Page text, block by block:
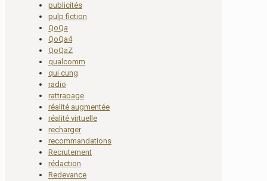
publicités
pulp fiction
QoQa
QoQa4
QoQaZ
qualcomm
qui cung
radio
rattrapage
réalité augmentée
réalité virtuelle
recharger
recommandations
Recrutement
rédaction
Redevance